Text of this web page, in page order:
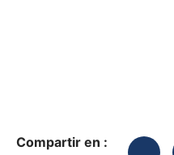
Compartir en :